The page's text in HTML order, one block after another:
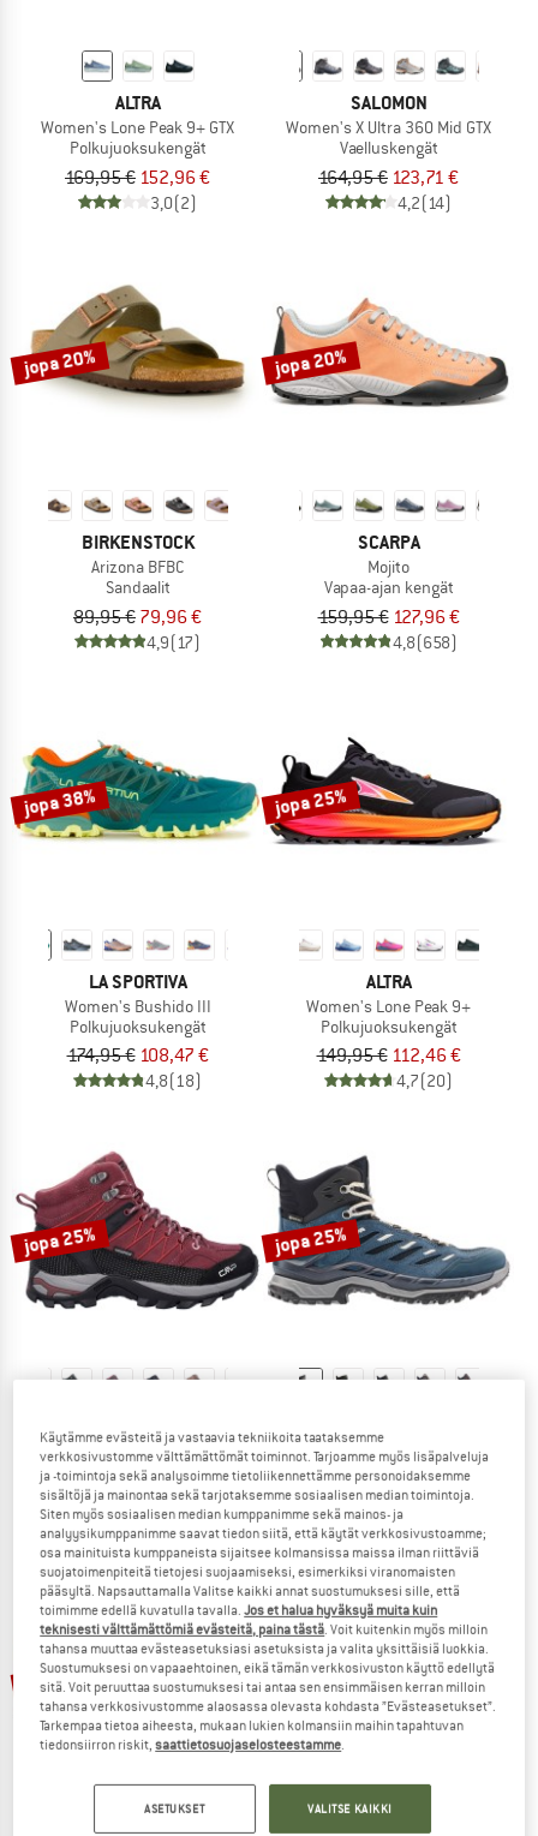
ALTRA
Women's Lone Peak 9+ GTX
Polkujuoksukengät
169,95 € 152,96 €
3,0(2)
SALOMON
Women's X Ultra 360 Mid GTX
Vaelluskengät
164,95 € 123,71 €
4,2(14)
jopa 20%
BIRKENSTOCK
Arizona BFBC
Sandaalit
89,95 € 79,96 €
4,9(17)
jopa 20%
SCARPA
Mojito
Vapaa-ajan kengät
159,95 € 127,96 €
4,8(658)
jopa 38%
LA SPORTIVA
Women's Bushido III
Polkujuoksukengät
174,95 € 108,47 €
4,8(18)
jopa 25%
ALTRA
Women's Lone Peak 9+
Polkujuoksukengät
149,95 € 112,46 €
4,7(20)
jopa 25%
Women's Rigel Mid Trekking Shoes Waterproof
Vaelluskengät
99,95 €74,96 €
4,7(26)
jopa 25%
Women's Innovo GTX Mid
Vaelluskengät
199,95 € 149,96 €
4,5
jopa 20% jopa 20%
Käytämme evästeitä ja vastaavia tekniikoita taataksemme
verkkosivustomme välttämättömät toiminnot. Tarjoamme myös lisäpalveluja
ja -toimintoja sekä analysoimme tietoliikennettämme personoidaksemme
sisältöjä ja mainontaa sekä tarjotaksemme sosiaalisen median toimintoja.
Siten myös sosiaalisen median kumppanimme sekä mainos- ja
analyysikumppanimme saavat tiedon siitä, että käytät verkkosivustoamme;
osa mainituista kumppaneista sijaitsee kolmansissa maissa ilman riittäviä
suojatoimenpiteitä tietojesi suojaamiseksi, esimerkiksi viranomaisten
pääsyltä. Napsauttamalla Valitse kaikki annat suostumuksesi sille, että
toimimme edellä kuvatulla tavalla.Jos et halua hyväksyä muita kuin
teknisesti välttämättömiä evästeitä, paina tästä . Voit kuitenkin myös milloin
tahansa muuttaa evästeasetuksiasi asetuksista ja valita yksittäisiä luokkia.
Suostumuksesi on vapaaehtoinen, eikä tämän verkkosivuston käyttö edellytä
sitä. Voit peruuttaa suostumuksesi tai antaa sen ensimmäisen kerran milloin
tahansa verkkosivustomme alaosassa olevasta kohdasta ”Evästeasetukset”.
Tarkempaa tietoa aiheesta, mukaan lukien kolmansiin maihin tapahtuvan
tiedonsiirron riskit,saattietosuojaselosteestamme
ASETUKSET VALITSE KAIKKI